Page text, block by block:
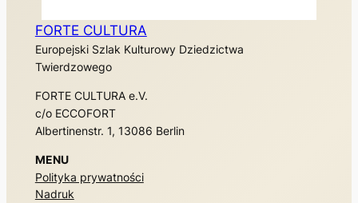
FORTE CULTURA
Europejski Szlak Kulturowy Dziedzictwa
Twierdzowego
FORTE CULTURA e.V.
c/o ECCOFORT
Albertinenstr. 1, 13086 Berlin
MENU
Polityka prywatności
Nadruk